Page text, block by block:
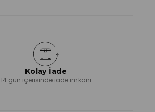
Kolay İade
14 gün içerisinde iade imkanı